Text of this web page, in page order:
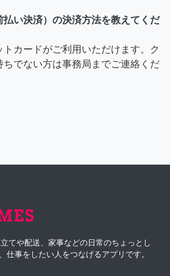
い決済）の決済方法を教えてくだ
カードがご利用いただけます。ク
ちでない方は事務局までご連絡くだ
てや配送、家事などの日常のちょっとし
仕事をしたい人をつなげるアプリです。